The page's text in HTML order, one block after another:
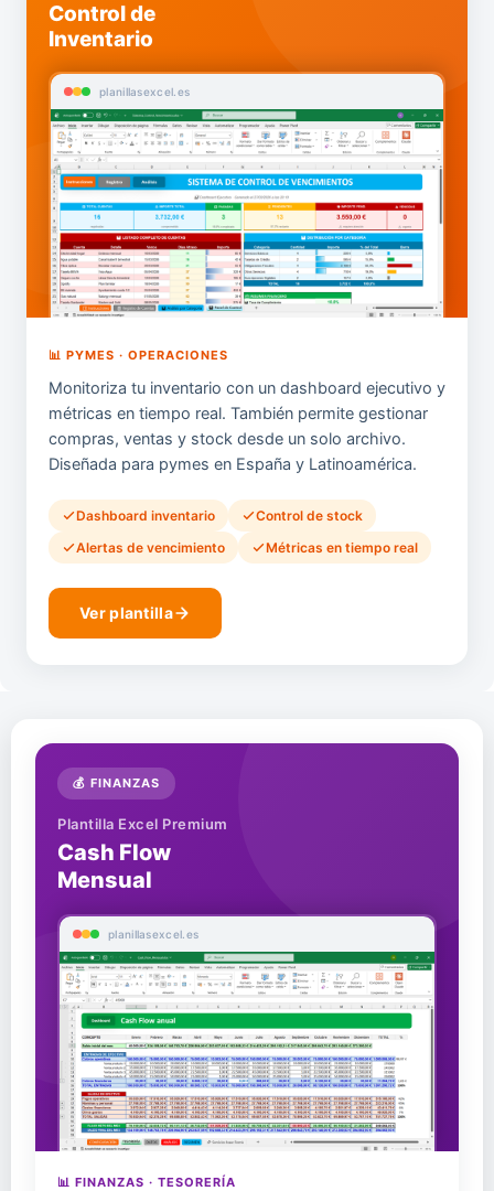
Control de
Inventario
planillasexcel.es
📊 PYMES · OPERACIONES
Monitoriza tu inventario con un dashboard ejecutivo y
métricas en tiempo real. También permite gestionar
compras, ventas y stock desde un solo archivo.
Diseñada para pymes en España y Latinoamérica.
Dashboard inventario
Control de stock
Alertas de vencimiento
Métricas en tiempo real
Ver plantilla
💰 FINANZAS
Plantilla Excel Premium
Cash Flow
Mensual
planillasexcel.es
📊 FINANZAS · TESORERÍA